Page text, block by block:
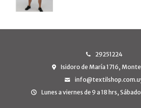
29251224
Isidoro de María 1716,
Lunes a viernes de 9 a 18 hrs,